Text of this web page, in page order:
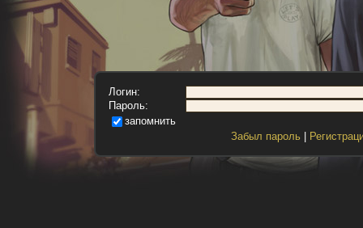
Логин:
Пароль:
запомнить
Забыл пароль|